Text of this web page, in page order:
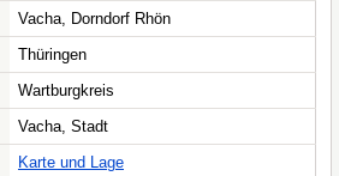
Vacha, Dorndorf Rhön
Thüringen
Wartburgkreis
Vacha, Stadt
Karte und Lage